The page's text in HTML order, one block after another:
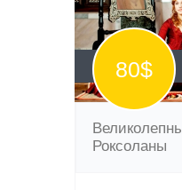
80$
Роксоланы